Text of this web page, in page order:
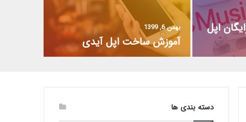
اپل
بهمن 6, 1399
آموزش ساخت اپل آیدی
دسته بندی ها